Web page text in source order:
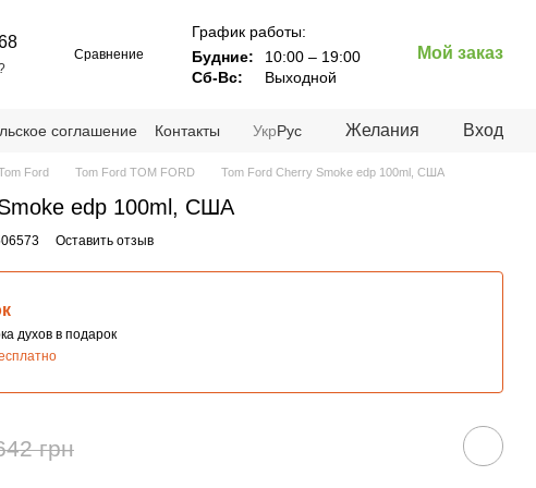
Сравнение
График работы:
Будние:
10:00 – 19:00
Сб-Вс:
Выходной
Мой заказ
соглашение
Контакты
УкрРус Желания Вход
Ford Tom Ford TOM FORD Tom Ford Cherry Smoke edp 100ml, США
edp 100ml, США
Оставить отзыв
духов в подарок
грн